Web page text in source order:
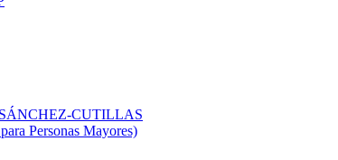
CUTILLAS
Personas Mayores)